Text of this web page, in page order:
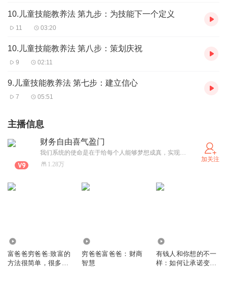
10.儿童技能教养法 第九步：为技能下一个定义
11 03:20
10.儿童技能教养法 第八步：策划庆祝
9 02:11
9.儿童技能教养法 第七步：建立信心
7 05:51
主播信息
财务自由喜气盈门
我们系统的使命是在于给每个人能够梦想成真，实现人生目标的能力。
1.28万
加关注
富爸爸穷爸爸:致富的
方法很简单，很多人
穷爸爸富爸爸：财商
智慧
有钱人和你想的不一
样：如何让承诺变成